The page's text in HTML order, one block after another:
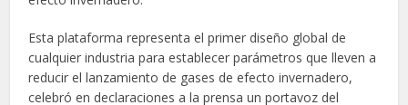
Esta plataforma representa el primer diseño global de
cualquier industria para establecer parámetros que lleven a
reducir el lanzamiento de gases de efecto invernadero,
celebró en declaraciones a la prensa un portavoz del